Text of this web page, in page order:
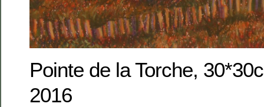
Pointe de la Torche,
2016